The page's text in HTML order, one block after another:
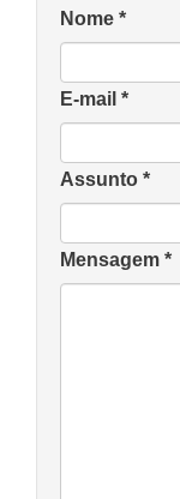
Nome *
E-mail *
Assunto *
Mensagem *